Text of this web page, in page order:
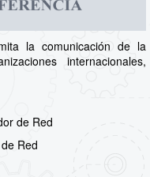
la comunicación de la
internacionales,
de Red
Red